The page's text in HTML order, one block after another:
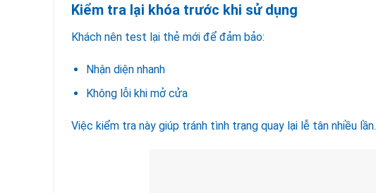
Kiểm tra lại khóa trước khi sử dụng
Khách nên test lại thẻ mới để đảm bảo:
Nhận diện nhanh
Không lỗi khi mở cửa
Việc kiểm tra này giúp tránh tình trạng quay lại lễ tân nhiều lần.